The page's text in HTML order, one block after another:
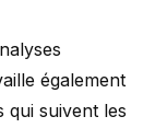
également
suivent les